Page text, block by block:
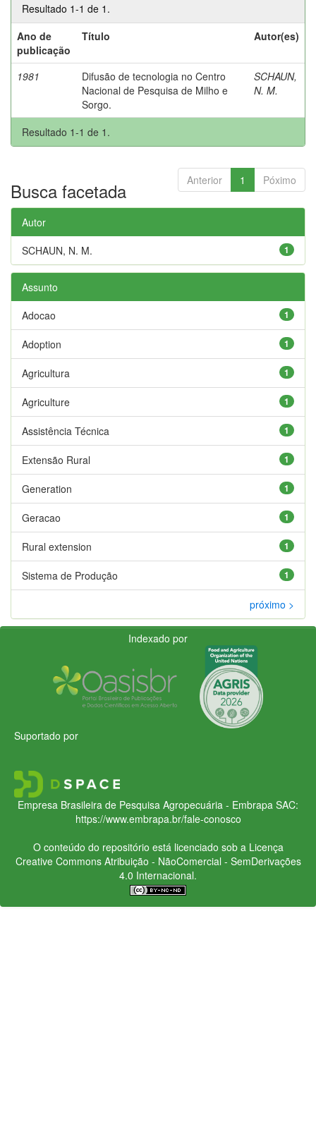
Resultado 1-1 de 1.
Ano de
publicação
Título Autor(es)
1981
Difusão de tecnologia no Centro
Nacional de Pesquisa de Milho e
Sorgo.
SCHAUN,
N. M.
Resultado 1-1 de 1.
Anterior 1 Póximo
Busca facetada
Autor
1
SCHAUN, N. M.
Assunto
1
Adocao
1
Adoption
1
Agricultura
1
Agriculture
1
Assistência Técnica
1
Extensão Rural
1
Generation
1
Geracao
1
Rural extension
1
Sistema de Produção
próximo >
Indexado por
Suportado por
Empresa Brasileira de Pesquisa Agropecuária - Embrapa SAC:
https://www.embrapa.br/fale-conosco
O conteúdo do repositório está licenciado sob a Licença
Creative CommonsAtribuição - NãoComercial - SemDerivações
4.0 Internacional.